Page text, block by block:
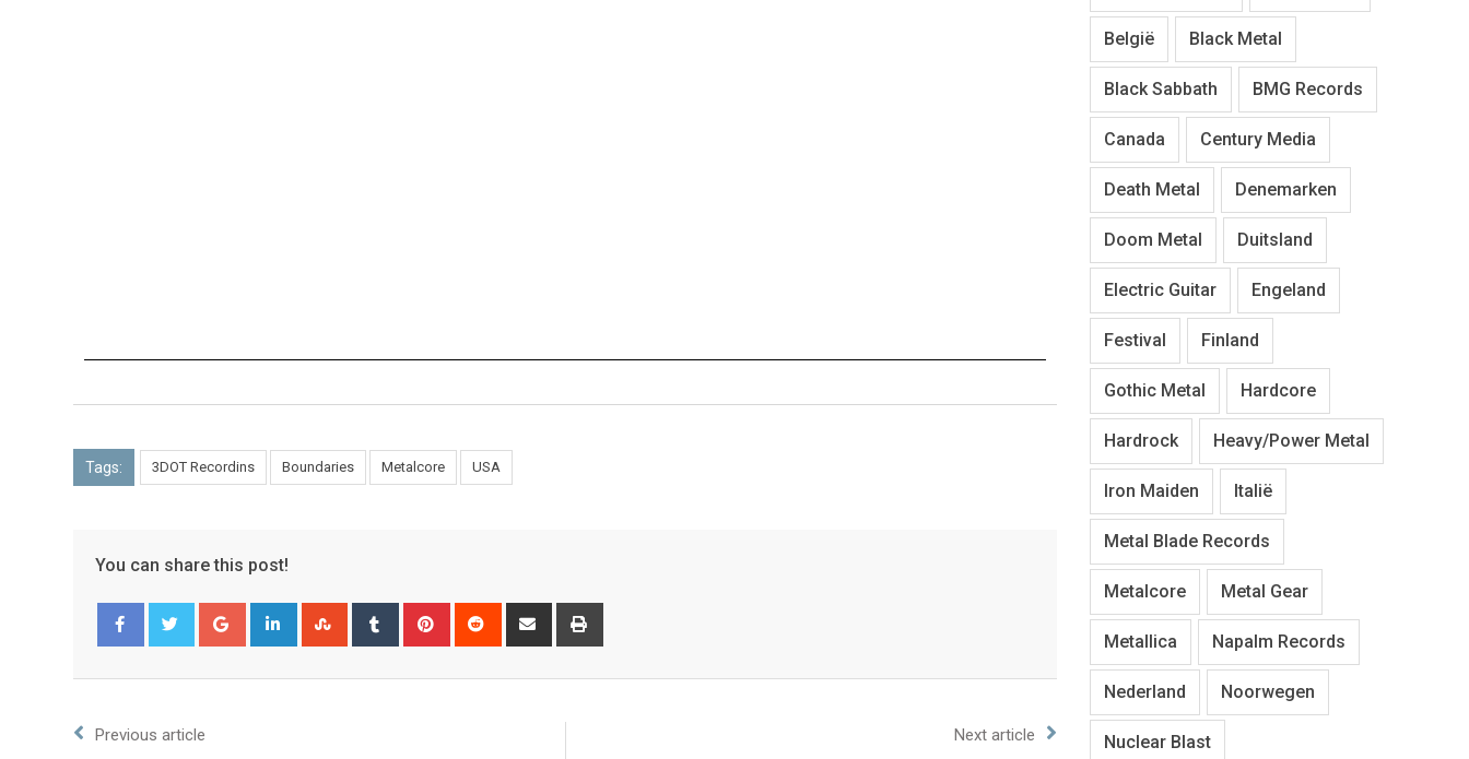
Tags: 3DOT Recordins Boundaries Metalcore USA
You can share this post!
Previous article Next article
België Black Metal
Black Sabbath BMG Records
Canada Century Media
Death Metal Denemarken
Doom Metal Duitsland
Electric Guitar Engeland
Festival Finland
Gothic Metal Hardcore
Hardrock Heavy/Power Metal
Iron Maiden Italië
Metal Blade Records
Metalcore Metal Gear
Metallica Napalm Records
Nederland Noorwegen
Nuclear Blast